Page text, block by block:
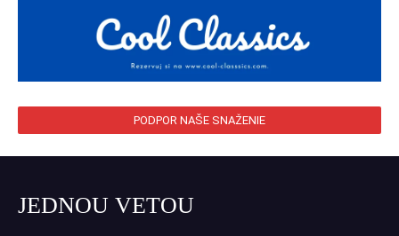
PODPOR NAŠE SNAŽENIE
JEDNOU VETOU